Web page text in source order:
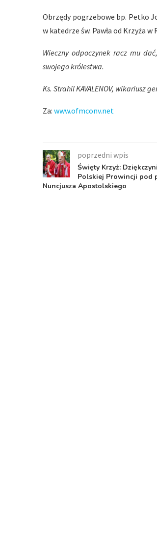
Obrzędy pogrzebowe bp. Petko
w katedrze św. Pawła od Krzyża w
Wieczny odpoczynek racz mu
swojego królestwa.
Ks. Strahil KAVALENOV, wikariusz
Za: www.ofmconv.net
poprzedni wpis
Święty Krzyż:
Polskiej Prowincji pod
Nuncjusza Apostolskiego